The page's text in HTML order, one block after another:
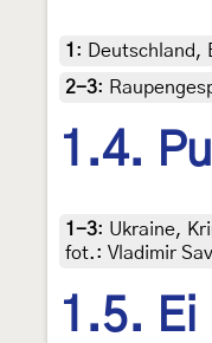
1 :
2-3:
1.4.
1-3: Ukraine,
fot.: Vladimir
1.5. Ei